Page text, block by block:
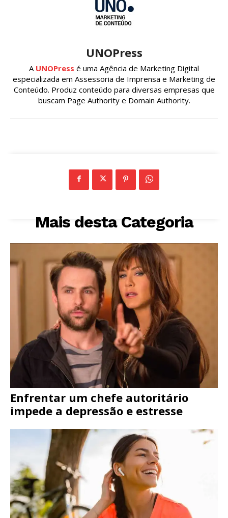
UNOPress
A UNOPress é uma Agência de Marketing Digital
especializada em Assessoria de Imprensa e Marketing de
Conteúdo. Produz conteúdo para diversas empresas que
buscam Page Authority e Domain Authority.
Mais desta Categoria
Enfrentar um chefe autoritário
impede a depressão e estresse